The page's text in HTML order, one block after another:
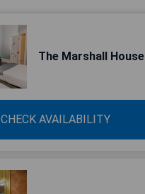
The Marshall House
CHECK AVAILABILITY